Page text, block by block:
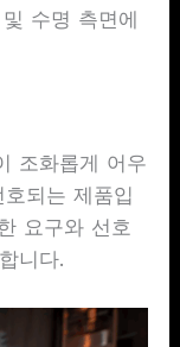
수명 측면에
조화롭게 어우
되는 제품입
요구와 선호
니다.